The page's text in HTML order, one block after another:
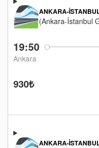
19:50
Ankara
ANKARA-
(Ankara-İstanbul
930₺
ANKARA-